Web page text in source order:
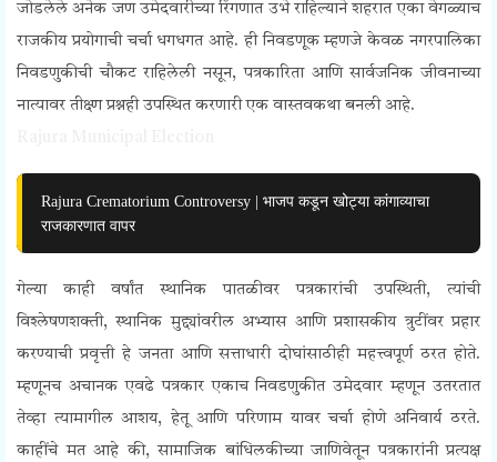
जोडलेले अनेक जण उमेदवारीच्या रिंगणात उभे राहिल्याने शहरात एका वेगळ्याच
राजकीय प्रयोगाची चर्चा धगधगत आहे. ही निवडणूक म्हणजे केवळ नगरपालिका
निवडणुकीची चौकट राहिलेली नसून, पत्रकारिता आणि सार्वजनिक जीवनाच्या
नात्यावर तीक्ष्ण प्रश्नही उपस्थित करणारी एक वास्तवकथा बनली आहे.
Rajura Crematorium Controversy | भाजप कडून खोट्या कांगाव्याचा
राजकारणात वापर
गेल्या काही वर्षांत स्थानिक पातळीवर पत्रकारांची उपस्थिती, त्यांची
विश्लेषणशक्ती, स्थानिक मुद्द्यांवरील अभ्यास आणि प्रशासकीय त्रुटींवर प्रहार
करण्याची प्रवृत्ती हे जनता आणि सत्ताधारी दोघांसाठीही महत्त्वपूर्ण ठरत होते.
म्हणूनच अचानक एवढे पत्रकार एकाच निवडणुकीत उमेदवार म्हणून उतरतात
तेव्हा त्यामागील आशय, हेतू आणि परिणाम यावर चर्चा होणे अनिवार्य ठरते.
काहींचे मत आहे की, सामाजिक बांधिलकीच्या जाणिवेतून पत्रकारांनी प्रत्यक्ष